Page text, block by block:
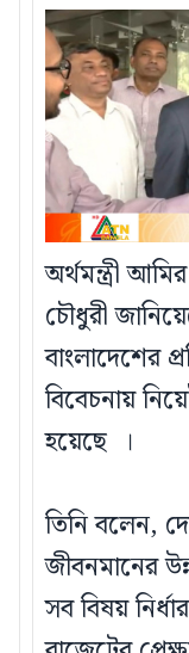
অর্থমন্ত্রী
চৌধুরী
বাংলাদেশের
বিবেচনায়
হয়েছে ।
তিনি বলেন,
জীবনমানের
সব বিষয়